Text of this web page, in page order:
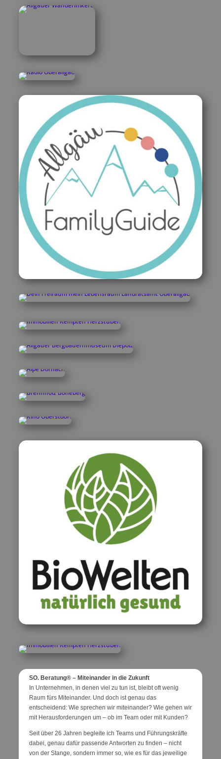
SO. Beratung® – Miteinander in die Zukunft
In Unternehmen, in denen viel zu tun ist, bleibt oft wenig
Raum fürs Miteinander. Und doch ist genau das
entscheidend: Wie sprechen wir miteinander? Wie gehen wir
mit Herausforderungen um – ob im Team oder mit Kunden?
Seit über 26 Jahren begleite ich Teams und Führungskräfte
dabei, genau dafür passende Antworten zu finden – nicht
von der Stange, sondern immer so, wie es für das jeweilige